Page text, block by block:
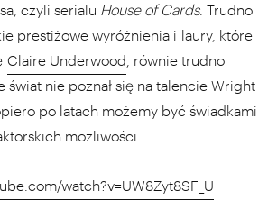
czyli serialu House of Cards. Trudno
prestiżowe wyróżnienia i laury, które
Claire Underwood , równie trudno
świat nie poznał się na talencie Wright
po latach możemy być świadkami
możliwości.
watch?v=UW8Zyt8SF_U